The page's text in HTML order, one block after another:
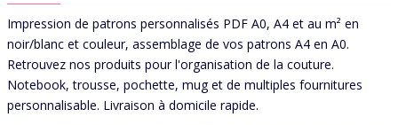
Impression de patrons personnalisés PDF A0, A4 et au m² en
noir/blanc et couleur, assemblage de vos patrons A4 en A0.
Retrouvez nos produits pour l'organisation de la couture.
Notebook, trousse, pochette, mug et de multiples fournitures
personnalisable. Livraison à domicile rapide.